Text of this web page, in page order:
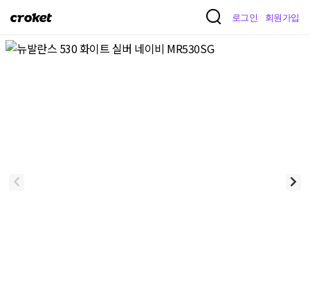
크
켓
로그인 회원가입